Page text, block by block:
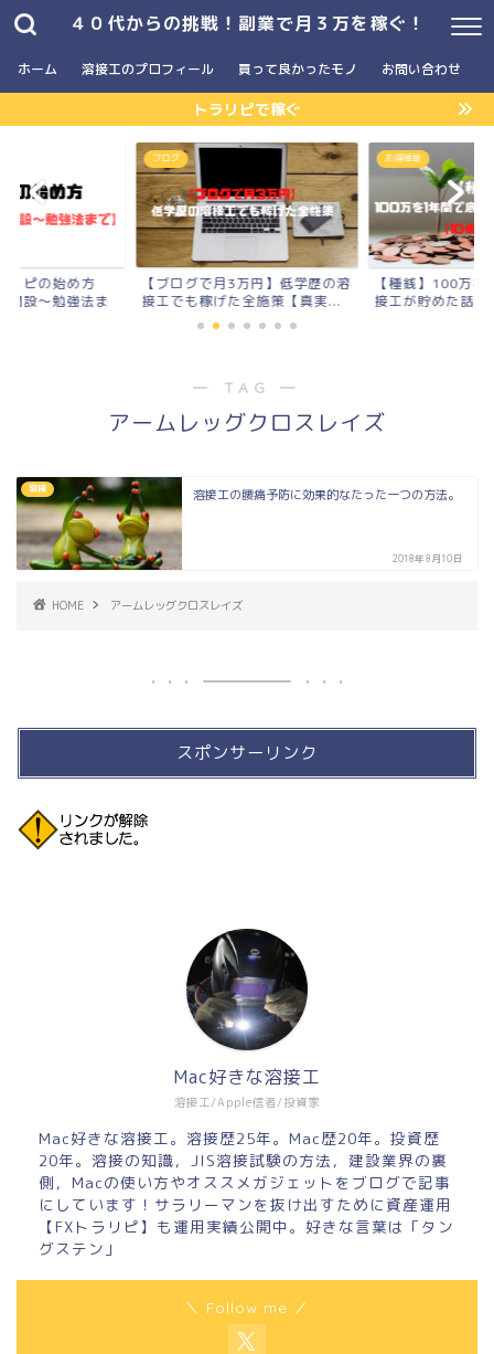
４０代からの挑戦！副業で月３万を稼ぐ！
ホーム 溶接工のプロフィール 買って良かったモノ お問い合わせ
トラリピで稼ぐ
リピの始め方
開設〜勉強法ま
ブログ
【ブログで月3万円】低学歴の溶
接工でも稼げた全施策【真実...
お得情報
【種銭】100万
接工が貯めた話
― TAG ―
アームレッグクロスレイズ
溶接 溶接工の腰痛予防に効果的なたった一つの方法。
2018年8月10日
HOME アームレッグクロスレイズ
スポンサーリンク
溶接工/Apple信者/投資家
Mac好きな溶接工
Mac好きな溶接工。溶接歴25年。Mac歴20年。投資歴
20年。溶接の知識，JIS溶接試験の方法，建設業界の裏
側，Macの使い方やオススメガジェットをブログで記事
にしています！サラリーマンを抜け出すために資産運用
【FXトラリピ】も運用実績公開中。好きな言葉は「タン
グステン」
＼ Follow me ／